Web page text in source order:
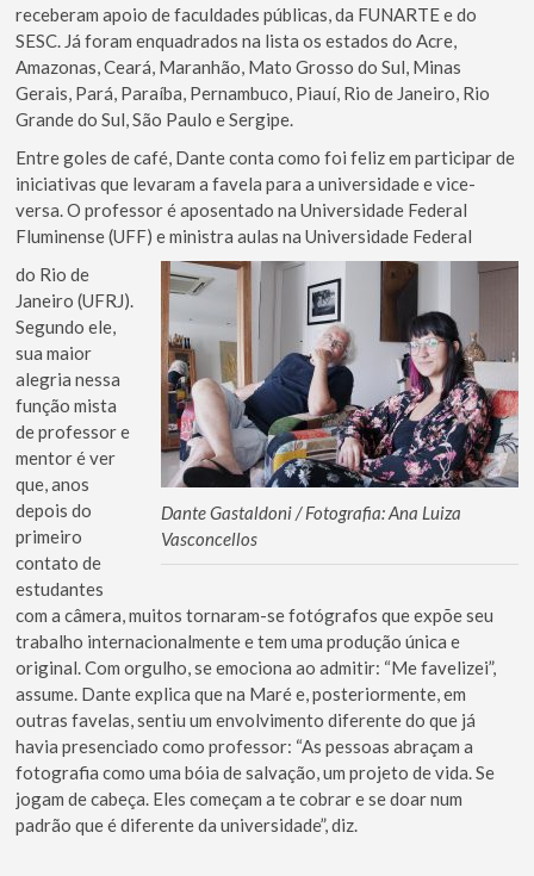
receberam apoio de faculdades públicas, da FUNARTE e do
SESC. Já foram enquadrados na lista os estados do Acre,
Amazonas, Ceará, Maranhão, Mato Grosso do Sul, Minas
Gerais, Pará, Paraíba, Pernambuco, Piauí, Rio de Janeiro, Rio
Grande do Sul, São Paulo e Sergipe.
Entre goles de café, Dante conta como foi feliz em participar de
iniciativas que levaram a favela para a universidade e vice-
versa. O professor é aposentado na Universidade Federal
Fluminense (UFF) e ministra aulas na Universidade Federal
Dante Gastaldoni / Fotografia: Ana Luiza
Vasconcellos
do Rio de
Janeiro (UFRJ).
Segundo ele,
sua maior
alegria nessa
função mista
de professor e
mentor é ver
que, anos
depois do
primeiro
contato de
estudantes
com a câmera, muitos tornaram-se fotógrafos que expõe seu
trabalho internacionalmente e tem uma produção única e
original. Com orgulho, se emociona ao admitir: “Me favelizei”,
assume. Dante explica que na Maré e, posteriormente, em
outras favelas, sentiu um envolvimento diferente do que já
havia presenciado como professor: “As pessoas abraçam a
fotografia como uma bóia de salvação, um projeto de vida. Se
jogam de cabeça. Eles começam a te cobrar e se doar num
padrão que é diferente da universidade”, diz.